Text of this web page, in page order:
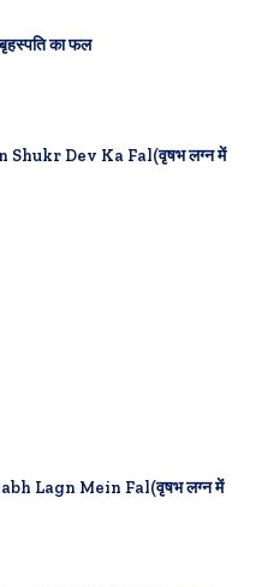
बृहस्पति का फल
Dev Ka Fal(वृषभ लग्न में
Lagn Mein Fal(वृषभ लग्न में